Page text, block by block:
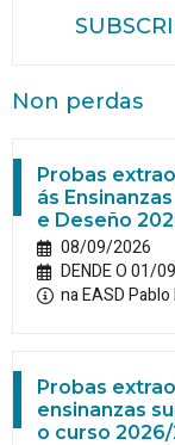
Non perdas
Probas
ás
e Deseño
08/09/2026
DENDE O 01/
na EASD
Probas
ensinanzas
o curso